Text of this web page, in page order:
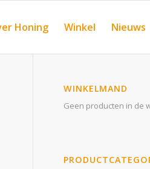
Honing Winkel Nieuws
WINKELMAND
Geen producten in de